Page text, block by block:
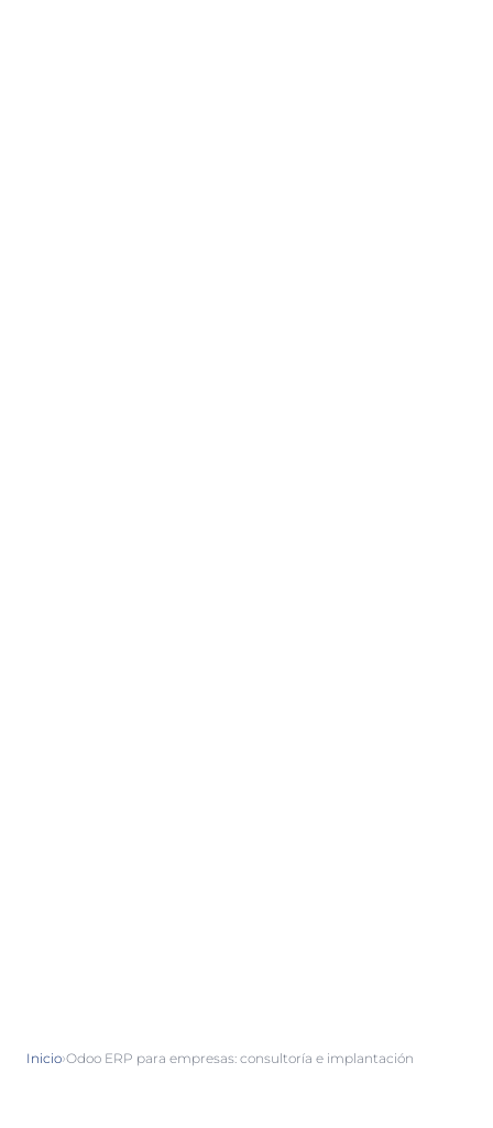
Inicio›Odoo ERP para empresas: consultoría e implantación